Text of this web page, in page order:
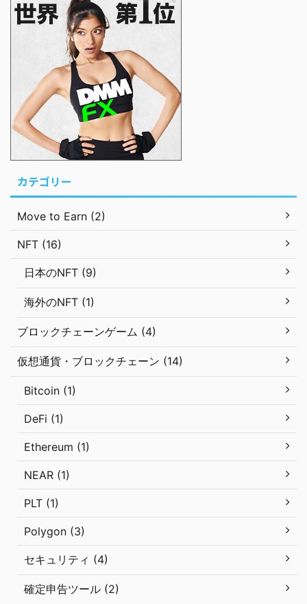
カテゴリー
Move to Earn (2)
NFT (16)
日本のNFT (9)
海外のNFT (1)
ブロックチェーンゲーム (4)
仮想通貨・ブロックチェーン (14)
Bitcoin (1)
DeFi (1)
Ethereum (1)
NEAR (1)
PLT (1)
Polygon (3)
セキュリティ (4)
確定申告ツール (2)